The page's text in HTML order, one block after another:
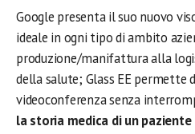
Google presenta il suo nuovo
ideale in ogni tipo di ambito
produzione/manifattura alla
della salute; Glass EE permette
videoconferenza senza
la storia medica di un